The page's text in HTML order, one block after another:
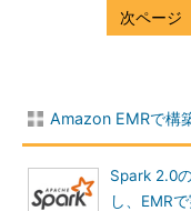
Amazon EMRで構
Spark 2.0
し、EMR